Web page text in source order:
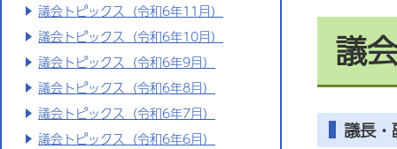
議会トピックス（令和6年11月）
議会トピックス（令和6年10月）
議会トピックス（令和6年9月）
議会トピックス（令和6年8月）
議会トピックス（令和6年7月）
議会トピックス（令和6年6月）
議
議長